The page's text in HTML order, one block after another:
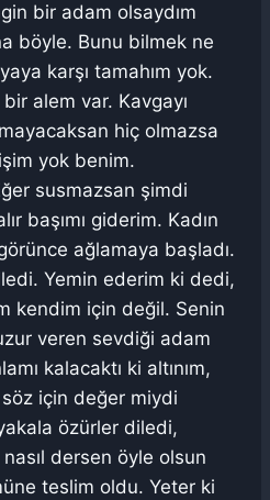
bir adam olsaydım
böyle. Bunu bilmek ne
karşı tamahım yok.
alem var. Kavgayı
hiç olmazsa
yok benim.
susmazsan şimdi
başımı giderim. Kadın
ağlamaya başladı.
Yemin ederim ki dedi,
kendim için değil. Senin
veren sevdiği adam
kalacaktı ki altınım,
için değer miydi
özürler diledi,
dersen öyle olsun
teslim oldu. Yeter ki